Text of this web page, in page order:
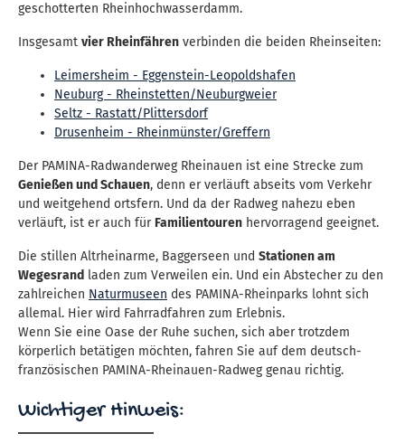
geschotterten Rheinhochwasserdamm.
Insgesamt vier Rheinfähren verbinden die beiden Rheinseiten:
Leimersheim - Eggenstein-Leopoldshafen
Neuburg - Rheinstetten/Neuburgweier
Seltz - Rastatt/Plittersdorf
Drusenheim - Rheinmünster/Greffern
Der PAMINA-Radwanderweg Rheinauen ist eine Strecke zum
Genießen und Schauen, denn er verläuft abseits vom Verkehr
und weitgehend ortsfern. Und da der Radweg nahezu eben
verläuft, ist er auch für Familientouren hervorragend geeignet.
Die stillen Altrheinarme, Baggerseen und Stationen am
Wegesrand laden zum Verweilen ein. Und ein Abstecher zu den
zahlreichen Naturmuseen des PAMINA-Rheinparks lohnt sich
allemal. Hier wird Fahrradfahren zum Erlebnis.
Wenn Sie eine Oase der Ruhe suchen, sich aber trotzdem
körperlich betätigen möchten, fahren Sie auf dem deutsch-
französischen PAMINA-Rheinauen-Radweg genau richtig.
Wichtiger Hinweis: